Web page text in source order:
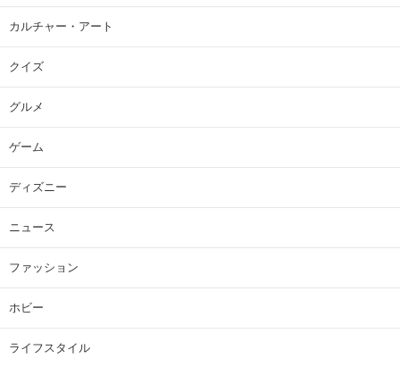
カルチャー・アート
クイズ
グルメ
ゲーム
ディズニー
ニュース
ファッション
ホビー
ライフスタイル